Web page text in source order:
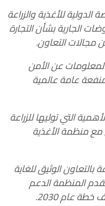
للأغذية والزراعة
الجارية بشأن التجارة
مجالات التعاون.
عن الأمن
عامة عالمية
التي توليها للزراعة
مع منظمة الأغذية
بالتعاون الوثيق للغاية
المنظمة الدعم
خطة عام2030
.